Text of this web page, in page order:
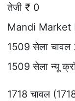
तेजी ₹ 0
Mandi Market
1509 सेला
1509 सेला न्यू
1718 चावल